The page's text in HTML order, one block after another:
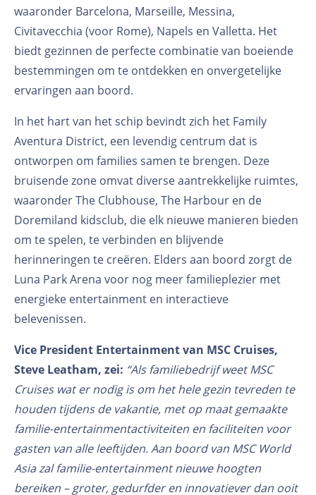
waaronder Barcelona, Marseille, Messina,
Civitavecchia (voor Rome), Napels en Valletta. Het
biedt gezinnen de perfecte combinatie van boeiende
bestemmingen om te ontdekken en onvergetelijke
ervaringen aan boord.
In het hart van het schip bevindt zich het Family
Aventura District, een levendig centrum dat is
ontworpen om families samen te brengen. Deze
bruisende zone omvat diverse aantrekkelijke ruimtes,
waaronder The Clubhouse, The Harbour en de
Doremiland kidsclub, die elk nieuwe manieren bieden
om te spelen, te verbinden en blijvende
herinneringen te creëren. Elders aan boord zorgt de
Luna Park Arena voor nog meer familieplezier met
energieke entertainment en interactieve
belevenissen.
Vice President Entertainment van MSC Cruises,
Steve Leatham, zei: “Als familiebedrijf weet MSC
Cruises wat er nodig is om het hele gezin tevreden te
houden tijdens de vakantie, met op maat gemaakte
familie-entertainmentactiviteiten en faciliteiten voor
gasten van alle leeftijden. Aan boord van MSC World
Asia zal familie-entertainment nieuwe hoogten
bereiken – groter, gedurfder en innovatiever dan ooit